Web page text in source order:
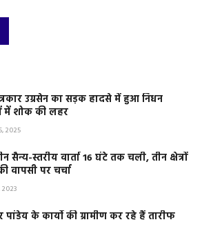
उग्रसेन का सड़क हादसे में हुआ निधन
में शोक की लहर
2025
सैन्य-स्तरीय वार्ता 16 घंटे तक चली, तीन क्षेत्रों
वापसी पर चर्चा
के कार्यो की ग्रामीण कर रहे हैं तारीफ